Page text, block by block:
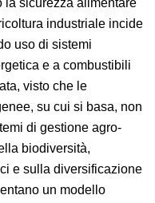
la sicurezza alimentare
industriale incide
uso di sistemi
e a combustibili
visto che le
su cui si basa, non
di gestione agro-
biodiversità,
e sulla diversificazione
un modello